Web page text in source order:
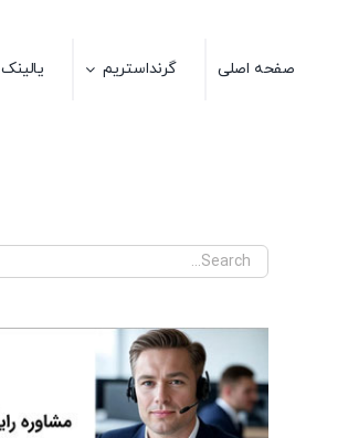
صفحه اصلی گرنداستریم یالینک